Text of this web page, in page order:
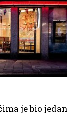
je bio